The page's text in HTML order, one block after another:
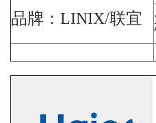
品牌：LINIX/联宜